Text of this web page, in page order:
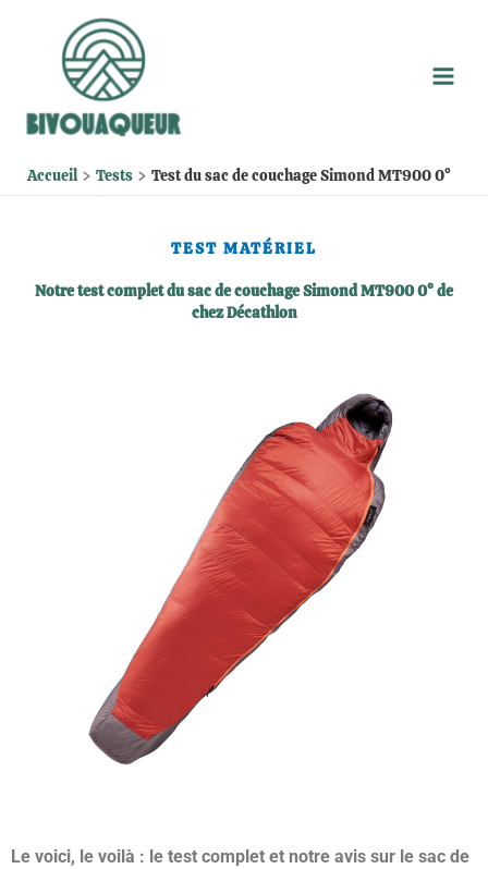
Accueil Tests Test du sac de couchage Simond MT900 0°
TEST MATÉRIEL
Notre test complet du sac de couchage Simond MT900 0° de
chez Décathlon
Le voici, le voilà : le test complet et notre avis sur le sac de